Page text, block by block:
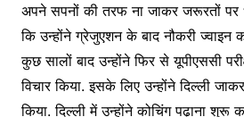
अपने सपनों की तरफ ना जाकर जरूरतों पर
कि उन्होंने ग्रेजुएशन के बाद नौकरी
कुछ सालों बाद उन्होंने फिर से यूपीएससी
विचार किया. इसके लिए उन्होंने दिल्ली
किया. दिल्ली में उन्होंने कोचिंग पढ़ाना शुरू